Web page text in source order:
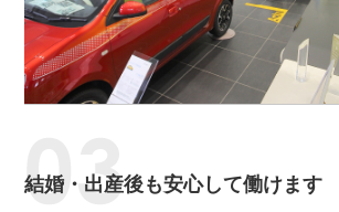
結婚・出産後も安心して働けます